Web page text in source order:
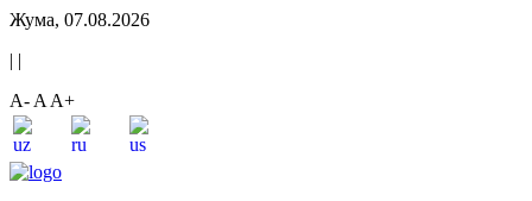
Жума, 07.08.2026
| |
A- A A+